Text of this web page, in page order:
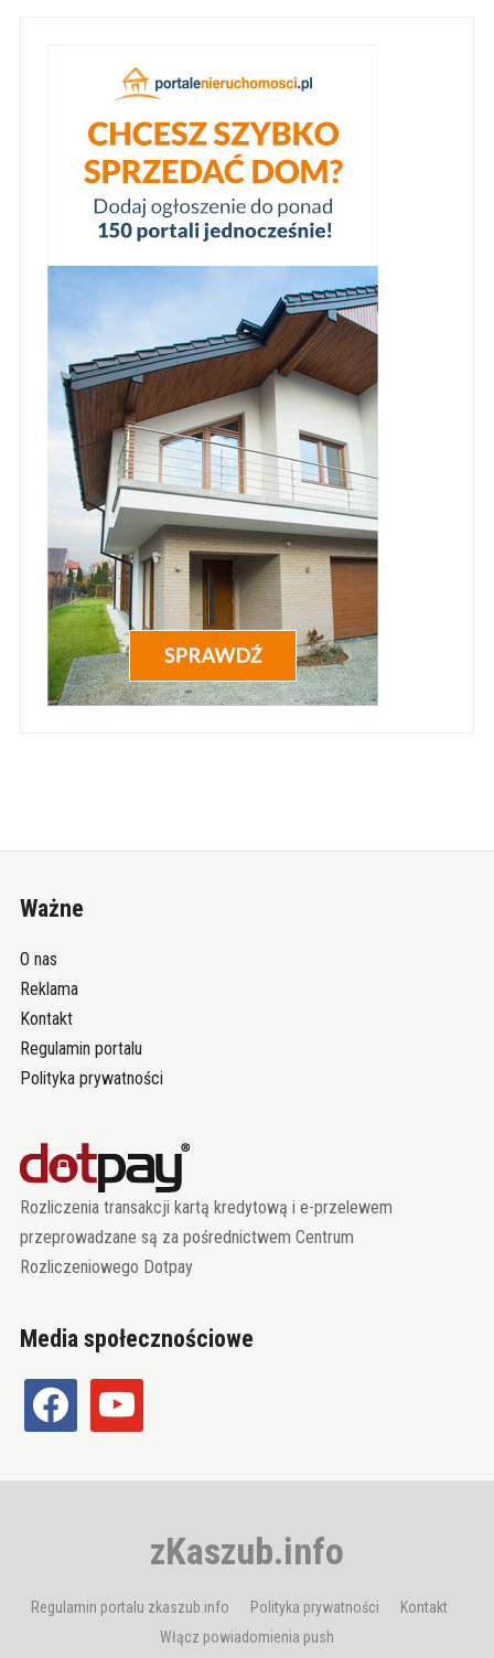
Ważne
O nas
Reklama
Kontakt
Regulamin portalu
Polityka prywatności
Rozliczenia transakcji kartą kredytową i e-przelewem
przeprowadzane są za pośrednictwem Centrum
Rozliczeniowego Dotpay
Media społecznościowe
facebook youtube
zKaszub.info
Regulamin portalu zkaszub.info Polityka prywatności
Kontakt
Włącz powiadomienia push